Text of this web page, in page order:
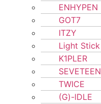
ENHYPEN
GOT7
ITZY
Light Stick
K1PLER
SEVETEEN
TWICE
(G)-lDLE